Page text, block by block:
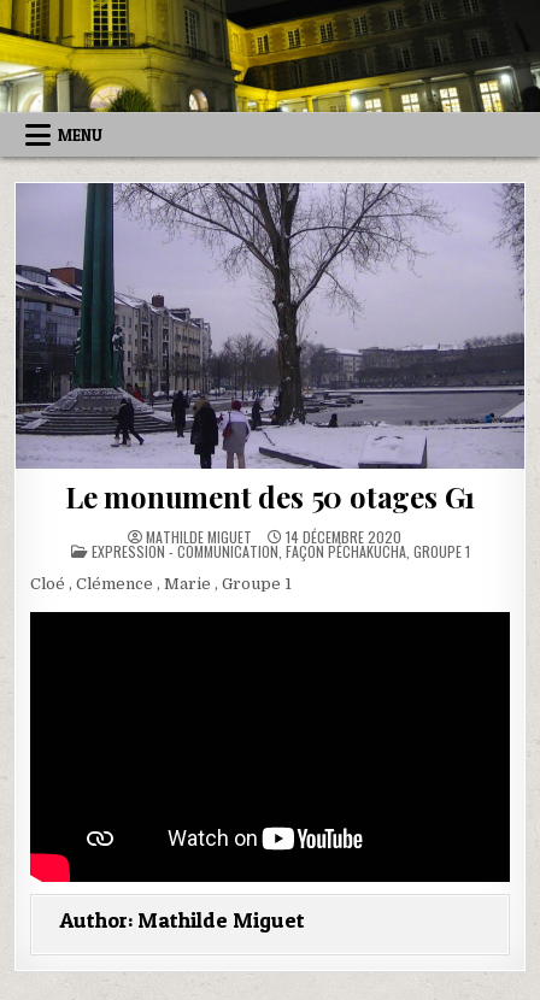
Skip
to
content
MENU
Le monument des 50 otages G1
MATHILDE MIGUET 14 DÉCEMBRE 2020
POSTED
EXPRESSION - COMMUNICATION, FAÇON PÉCHAKUCHA, GROUPE 1
Cloé , Clémence , Marie , Groupe 1
Author: Mathilde Miguet